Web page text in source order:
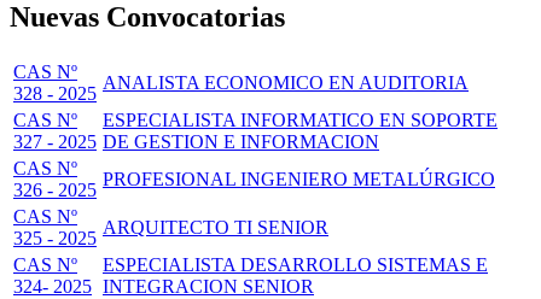
Nuevas Convocatorias
CAS Nº
328 - 2025
ANALISTA ECONOMICO EN AUDITORIA
CAS Nº
327 - 2025
ESPECIALISTA INFORMATICO EN SOPORTE
DE GESTION E INFORMACION
CAS Nº
326 - 2025
PROFESIONAL INGENIERO METALÚRGICO
CAS Nº
325 - 2025
ARQUITECTO TI SENIOR
CAS Nº
324- 2025
ESPECIALISTA DESARROLLO SISTEMAS E
INTEGRACION SENIOR